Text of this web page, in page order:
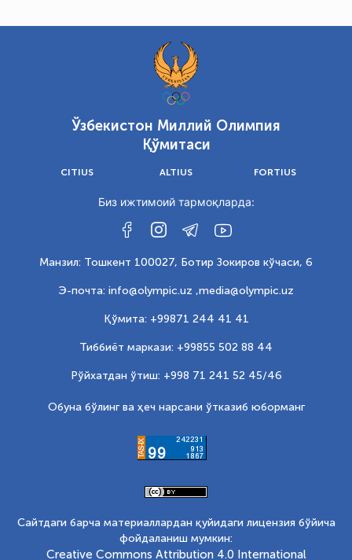
Ўзбекистон Миллий Олимпия
Қўмитаси
CITIUS ALTIUS FORTIUS
Биз ижтимоий тармоқларда:
Манзил: Тошкент 100027, Ботир Зокиров кўчаси, 6
Э-почта: info@olympic.uz ,media@olympic.uz
Қўмита: +99871 244 41 41
Тиббиёт маркази: +99855 502 88 44
Рўйхатдан ўтиш: +998 71 241 52 45/46
Обуна бўлинг ва ҳеч нарсани ўтказиб юборманг
Сайтдаги барча материаллардан қуйидаги лицензия бўйича
фойдаланиш мумкин:
Creative Commons Attribution 4.0 International